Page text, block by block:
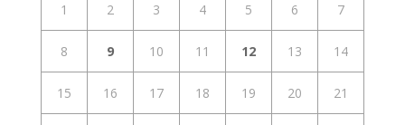
1 2 3 4 5 6 7
8 9 10 11 12 13 14
15 16 17 18 19 20 21